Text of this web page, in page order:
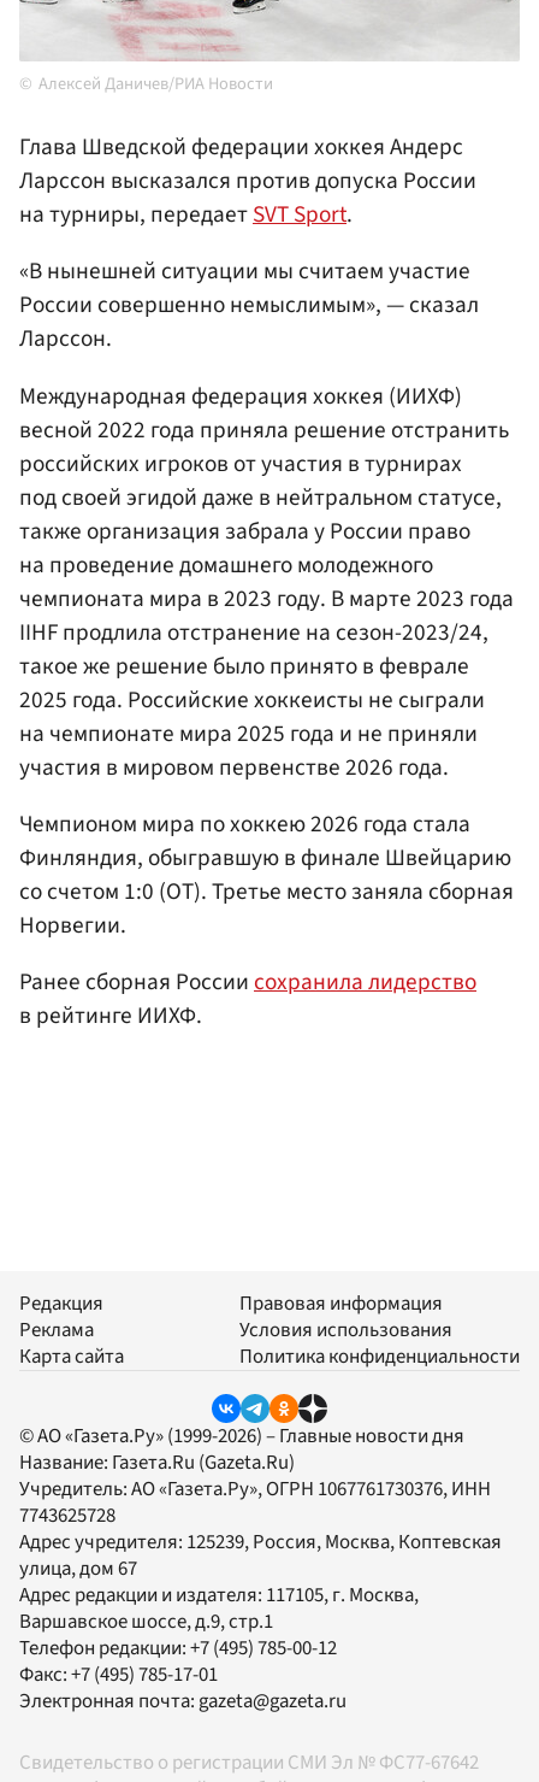
Алексей Даничев/РИА Новости
Глава Шведской федерации хоккея Андерс
Ларссон высказался против допуска России
на турниры, передаетSVT Sport.
«В нынешней ситуации мы считаем участие
России совершенно немыслимым», — сказал
Ларссон.
Международная федерация хоккея (ИИХФ)
весной 2022 года приняла решение отстранить
российских игроков от участия в турнирах
под своей эгидой даже в нейтральном статусе,
также организация забрала у России право
на проведение домашнего молодежного
чемпионата мира в 2023 году. В марте 2023 года
IIHF продлила отстранение на сезон-2023/24,
такое же решение было принято в феврале
2025 года. Российские хоккеисты не сыграли
на чемпионате мира 2025 года и не приняли
участия в мировом первенстве 2026 года.
Чемпионом мира по хоккею 2026 года стала
Финляндия, обыгравшую в финале Швейцарию
со счетом 1:0 (ОТ). Третье место заняла сборная
Норвегии.
Ранее сборная Россиисохранила лидерство
в рейтинге ИИХФ.
Редакция
Реклама
Карта сайта
Правовая информация
Условия использования
Политика конфиденциальности
© АО «Газета.Ру» (1999-2026) – Главные новости дня
Название: Газета.Ru (Gazeta.Ru)
Учредитель:АО «Газета.Ру», ОГРН 1067761730376, ИНН
7743625728
Адрес учредителя: 125239, Россия, Москва, Коптевская
улица, дом 67
Адрес редакции и издателя: 117105, г. Москва,
Варшавское шоссе, д.9, стр.1
Телефон редакции:+7 (495) 785-00-12
Факс:+7 (495) 785-17-01
Электронная почта:gazeta@gazeta.ru
Свидетельство о регистрации СМИ Эл № ФС77-67642